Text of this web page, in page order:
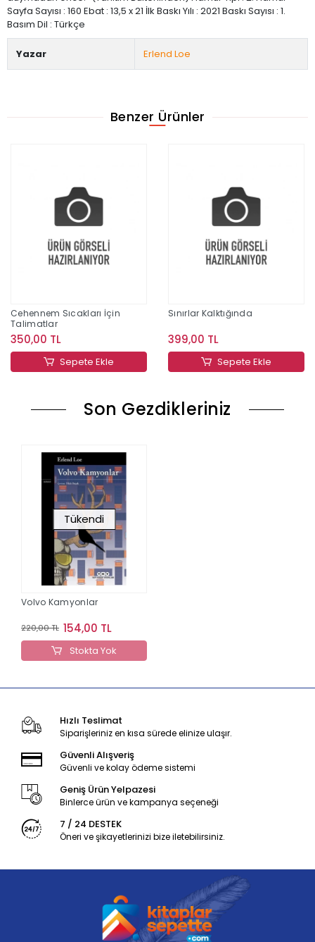
Sayfa Sayısı : 160 Ebat : 13,5 x 21 İlk Baskı Yılı : 2021 Baskı Sayısı : 1.
Basım Dil : Türkçe
Yazar Erlend Loe
Benzer Ürünler
Cehennem Sıcakları İçin
Talimatlar
350,00 TL
Sepete Ekle
Sınırlar Kalktığında
399,00 TL
Sepete Ekle
Son Gezdikleriniz
Tükendi
Volvo Kamyonlar
220,00 TL 154,00 TL
Stokta Yok
Hızlı Teslimat
Siparişleriniz en kısa sürede elinize ulaşır.
Güvenli Alışveriş
Güvenli ve kolay ödeme sistemi
Geniş Ürün Yelpazesi
Binlerce ürün ve kampanya seçeneği
7 / 24 DESTEK
Öneri ve şikayetlerinizi bize iletebilirsiniz.